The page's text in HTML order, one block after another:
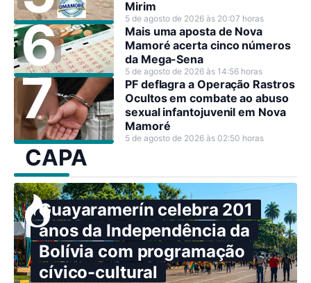
Mirim
5 de agosto de 2026 às 20:07 horas
Mais uma aposta de Nova
Mamoré acerta cinco números
da Mega-Sena
5 de agosto de 2026 às 14:56 horas
PF deflagra a Operação Rastros
Ocultos em combate ao abuso
sexual infantojuvenil em Nova
Mamoré
5 de agosto de 2026 às 02:50 horas
CAPA
Guayaramerín celebra 201
anos da Independência da
Bolívia com programação
cívico-cultural